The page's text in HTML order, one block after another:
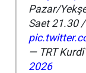
Pazar/
Saet 21.30 /
— TRT
2026